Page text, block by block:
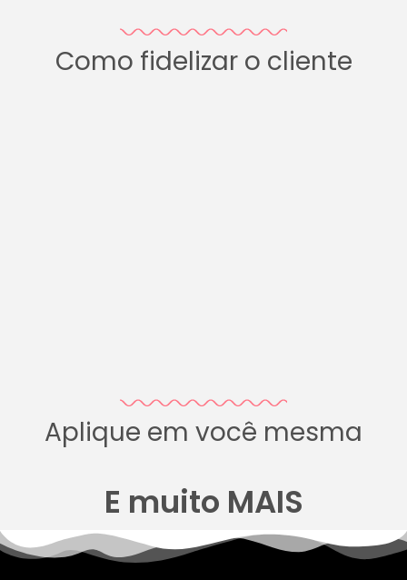
Como fidelizar o cliente
Aplique em você mesma
E muito MAIS